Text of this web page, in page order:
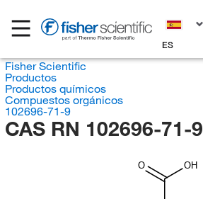
ES
Fisher Scientific
Productos
Productos químicos
Compuestos orgánicos
102696-71-9
CAS RN 102696-71-9
O OH